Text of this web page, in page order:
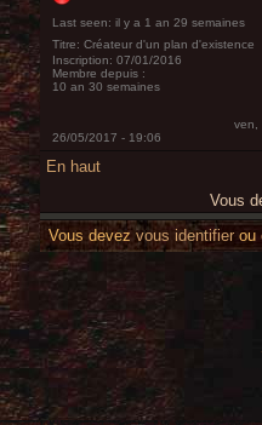
Last seen: il y a 1 an 29 semaines
Titre: Créateur d'un plan d'existence
Inscription: 07/01/2016
Membre depuis :
10 an 30 semaines
ven,
26/05/2017 - 19:06
En haut
Vous
Vous devez vous identifier ou